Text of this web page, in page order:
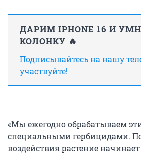
ДАРИМ IPHONE 16 И
КОЛОНКУ 🔥
Подписывайтесь на нашу
участвуйте!
«Мы ежегодно обрабатываем
специальными гербицидами.
воздействия растение